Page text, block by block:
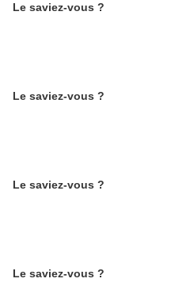
Le saviez-vous ?
Le saviez-vous ?
Le saviez-vous ?
Le saviez-vous ?